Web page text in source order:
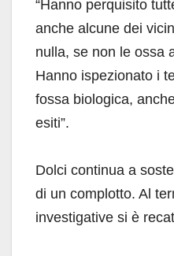
“Hanno perquisito
anche alcune dei
nulla, se non le ossa
Hanno ispezionato i
fossa biologica,
esiti”.
Dolci continua a
di un complotto. Al
investigative si è